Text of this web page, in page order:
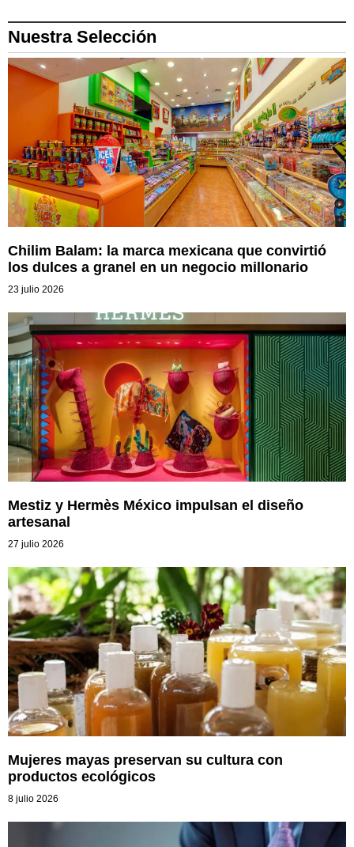
Nuestra Selección
Chilim Balam: la marca mexicana que convirtió
los dulces a granel en un negocio millonario
23 julio 2026
Mestiz y Hermès México impulsan el diseño
artesanal
27 julio 2026
Mujeres mayas preservan su cultura con
productos ecológicos
8 julio 2026